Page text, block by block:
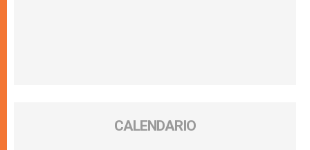
CALENDARIO